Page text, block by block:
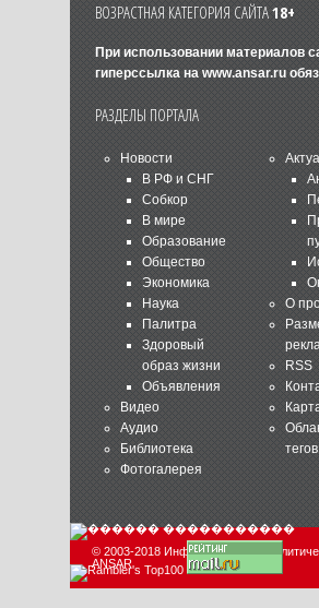
ВОЗРАСТНАЯ КАТЕГОРИЯ САЙТА18+
При использовании материалов
гиперссылка на www.ansar.ru
РАЗДЕЛЫ ПОРТАЛА
Новости
В РФ и СНГ
Собкор
В мире
Образование
Общество
Экономика
Наука
Палитра
Здоровый
образ жизни
Объявления
Видео
Аудио
Библиотека
Фотогалерея
О
RSS
тегов
© 2003-2018 Информационно-
ANSAR